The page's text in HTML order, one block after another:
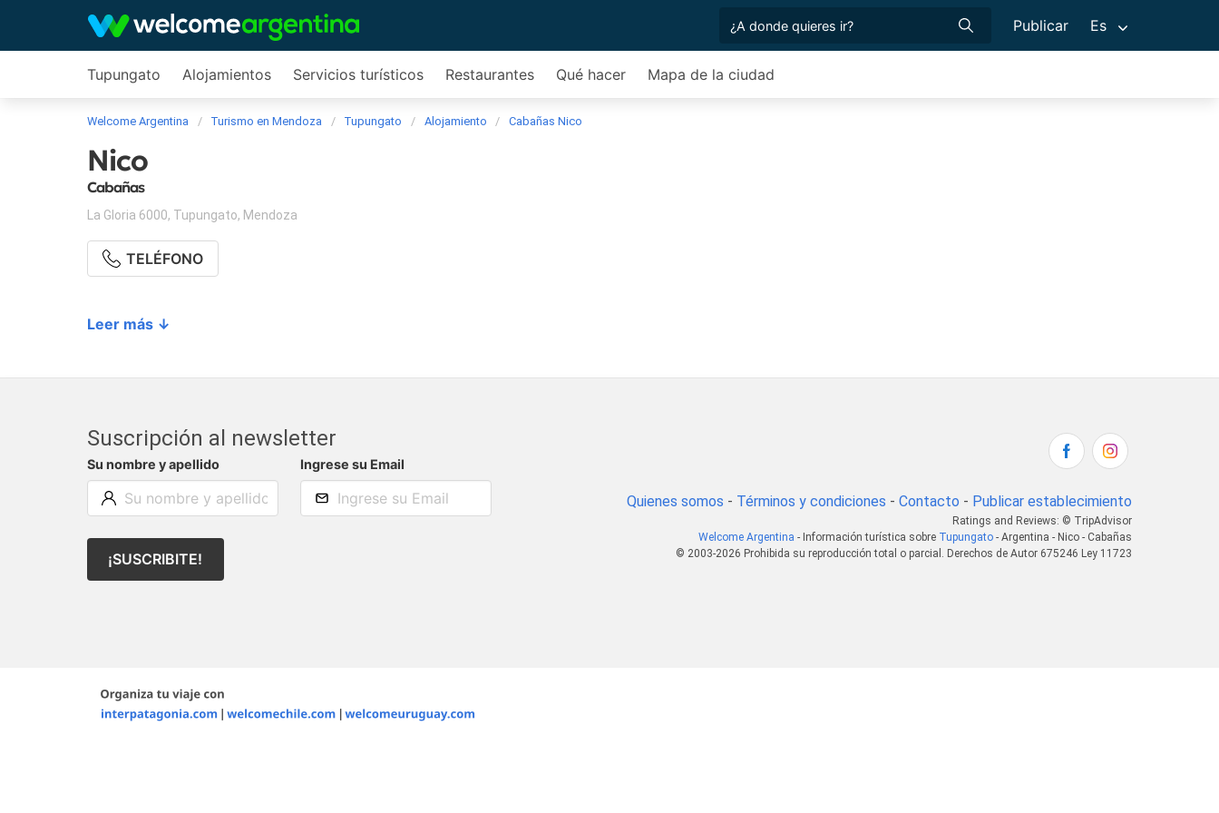
Publicar Es
Tupungato Alojamientos Servicios turísticos Restaurantes Qué hacer Mapa de la ciudad
Welcome Argentina Turismo en Mendoza Tupungato Alojamiento Cabañas Nico
Nico
Cabañas
La Gloria 6000, Tupungato, Mendoza
TELÉFONO
Leer más ↓
Suscripción al newsletter
Su nombre y apellido Ingrese su Email
¡SUSCRIBITE!
Quienes somos - Términos y condiciones - Contacto - Publicar establecimiento
Ratings and Reviews: © TripAdvisor
Welcome Argentina - Información turística sobre Tupungato - Argentina - Nico - Cabañas
© 2003-2026 Prohibida su reproducción total o parcial. Derechos de Autor 675246 Ley 11723